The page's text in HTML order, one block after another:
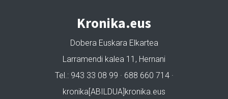
Kronika.eus
Dobera Euskara Elkartea
Larramendi kalea 11, Hernani
Tel.: 943 33 08 99 · 688 660 714 ·
kronika[ABILDUA]kronika.eus